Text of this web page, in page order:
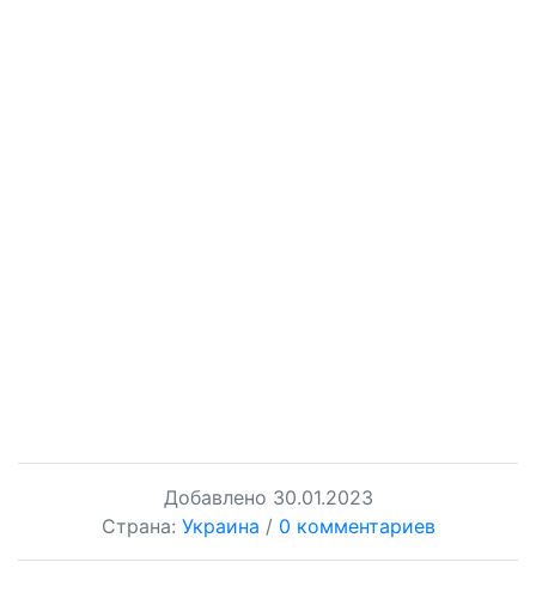
Добавлено 30.01.2023
Страна: Украина / 0 комментариев